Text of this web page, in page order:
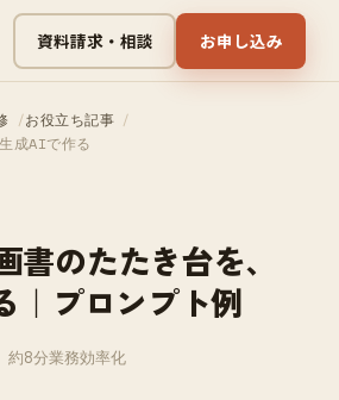
資料請求・相談 お申し込み
お役立ち記事
成AIで作る
書のたたき台を、
｜プロンプト例
約8分業務効率化